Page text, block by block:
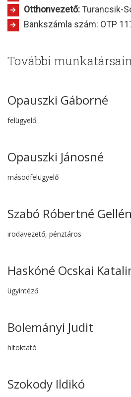
Otthonvezető: Turancsik-
Bankszámla szám: OTP
További
Opauszki Gáborné
felügyelő
Opauszki Jánosné
másodfelügyelő
Szabó Róbertné
irodavezető, pénztáros
Haskóné Ocskai
ügyintéző
Bolemányi Judit
hitoktató
Szokody Ildikó